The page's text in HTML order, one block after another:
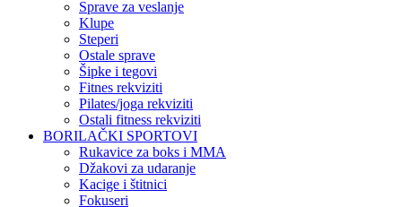
Sprave za veslanje
Klupe
Steperi
Ostale sprave
Šipke i tegovi
Fitnes rekviziti
Pilates/joga rekviziti
Ostali fitness rekviziti
BORILAČKI SPORTOVI
Rukavice za boks i MMA
Džakovi za udaranje
Kacige i štitnici
Fokuseri